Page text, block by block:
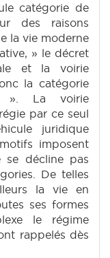
catégorie de
des raisons
la vie moderne
» le décret
et la voirie
la catégorie
». La voirie
par ce seul
juridique
imposent
se décline pas
De telles
la vie en
ses formes
le régime
rappelés dès